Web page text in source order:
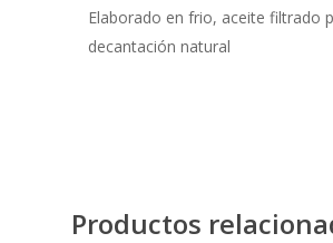
Elaborado en frio, aceite filtrado
decantación natural
Productos